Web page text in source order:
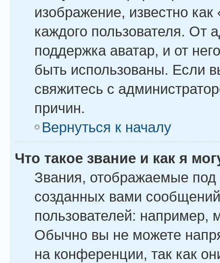
изображение, известно
каждого пользователя. От
поддержка аватар, и от
быть использованы. Если
свяжитесь с
причин.
Вернуться к началу
Что такое звание и как я
Звания, отображаемые
созданных вами
пользователей: например,
Обычно вы не можете
на конференции, так как